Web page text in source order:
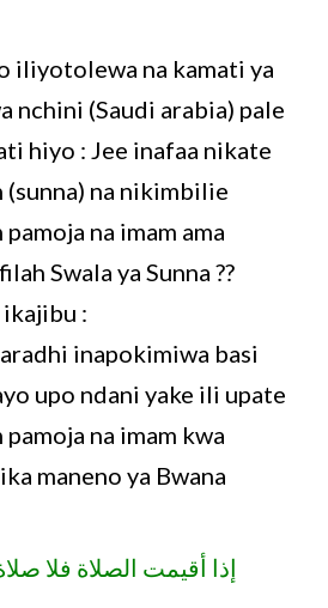
iliyotolewa na kamati ya
nchini (Saudi arabia) pale
hiyo : Jee inafaa nikate
na nikimbilie
na imam ama
Swala ya Sunna ??
:
inapokimiwa basi
upo ndani yake ili upate
na imam kwa
maneno ya Bwana
إذا أقيمت الصلاة فلا